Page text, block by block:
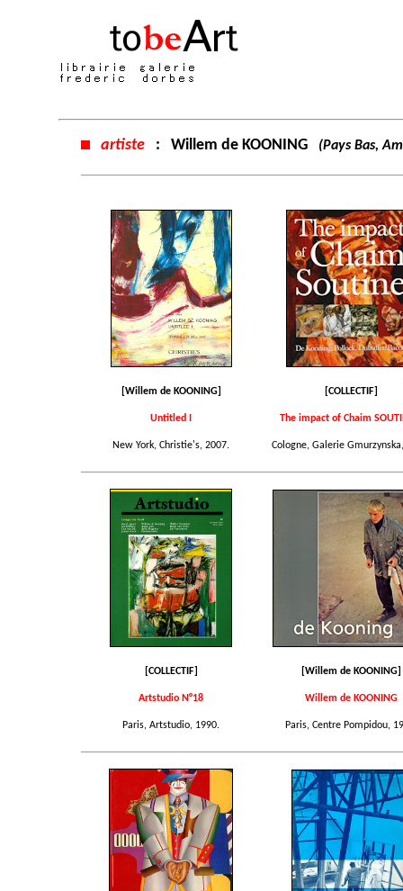
artiste : Willem de KOONING (Pays Bas,
[Willem de KOONING]
Untitled I
New York, Christie's, 2007.
[COLLECTIF]
The impact of Chaim
Cologne, Galerie
[COLLECTIF]
Artstudio N°18
Paris, Artstudio, 1990.
[Willem de KOONING]
Willem de KOONING
Paris, Centre Pompidou,